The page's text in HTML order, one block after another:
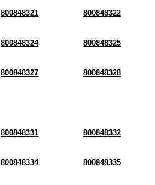
800848321 800848322
800848324 800848325
800848327 800848328
800848331 800848332
800848334 800848335